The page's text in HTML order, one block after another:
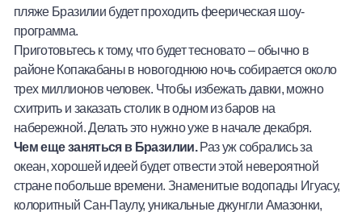
пляже Бразилии будет проходить феерическая шоу-
программа.
Приготовьтесь к тому, что будет тесновато – обычно в
районе Копакабаны в новогоднюю ночь собирается около
трех миллионов человек. Чтобы избежать давки, можно
схитрить и заказать столик в одном из баров на
набережной. Делать это нужно уже в начале декабря.
Чем еще заняться в Бразилии.Раз уж собрались за
океан, хорошей идеей будет отвести этой невероятной
стране побольше времени. Знаменитые водопады Игуасу,
колоритный Сан-Паулу, уникальные джунгли Амазонки,